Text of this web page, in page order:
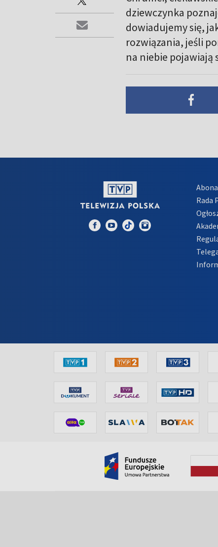
dziewczynka
dowiadujemy się,
rozwiązania, jeśli
na niebie pojawiają
Rada